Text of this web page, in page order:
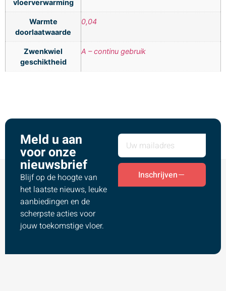
vloerverwarming
Warmte
doorlaatwaarde
0,04
Zwenkwiel
geschiktheid
A – continu gebruik
Meld u aan
voor onze
nieuwsbrief
Blijf op de hoogte van
het laatste nieuws, leuke
aanbiedingen en de
scherpste acties voor
jouw toekomstige vloer.
Inschrijven